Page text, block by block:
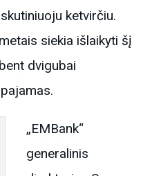
ketvirčiu.
siekia išlaikyti šį
dvigubai
„EMBank“
generalinis